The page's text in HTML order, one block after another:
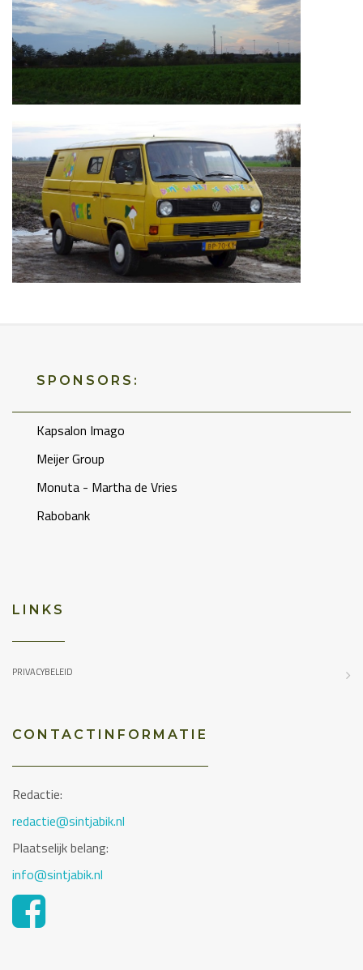
SPONSORS:
Kapsalon Imago
Meijer Group
Monuta - Martha de Vries
Rabobank
LINKS
PRIVACYBELEID
CONTACTINFORMATIE
Redactie:
redactie@sintjabik.nl
Plaatselijk belang:
info@sintjabik.nl